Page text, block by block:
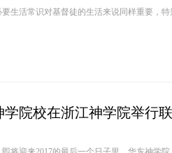
生活常识对基督徒的生活来说同样重要，特
学院校在浙江神学院举行